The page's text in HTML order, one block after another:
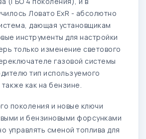
Ловато ExR - абсолютно
дающая установщикам
инструменты для настройки
только изменение светового
газовой системы
тип используемого
как на бензине.
поколения и новые ключи
и бензиновыми форсунками
управлять сменой топлива для